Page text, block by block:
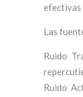
efectivas
Las
Ruido
Ruido